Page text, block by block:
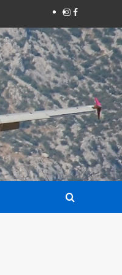
Instagram
Facebook